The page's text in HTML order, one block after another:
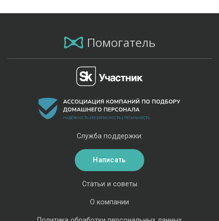
Помогатель
Статьи и советы
О компании
Служба поддержки:
Написать